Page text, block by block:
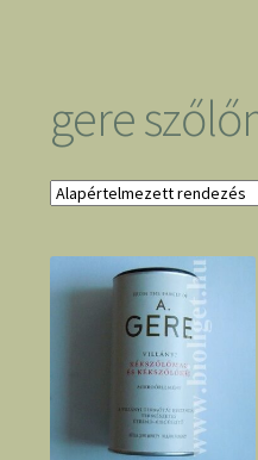
gere